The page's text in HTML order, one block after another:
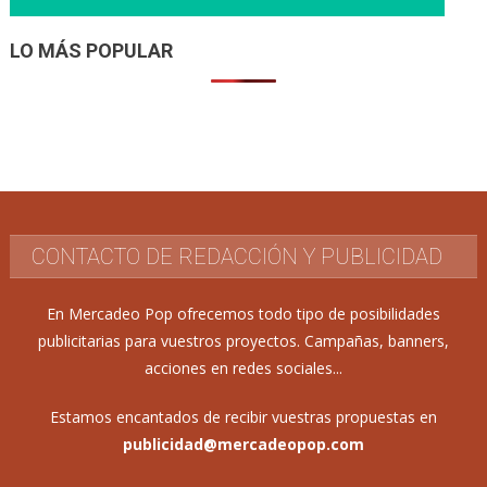
LO MÁS POPULAR
CONTACTO DE REDACCIÓN Y PUBLICIDAD
En Mercadeo Pop ofrecemos todo tipo de posibilidades
publicitarias para vuestros proyectos. Campañas, banners,
acciones en redes sociales...
Estamos encantados de recibir vuestras propuestas en
publicidad@mercadeopop.com